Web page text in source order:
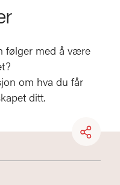
følger med å være
om hva du får
ditt.